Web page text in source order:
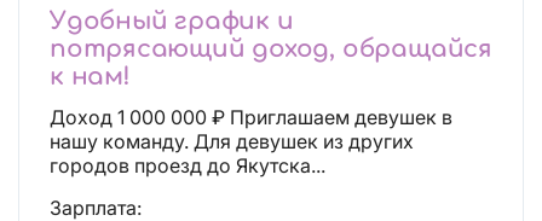
Удобный график и
потрясающий доход, обращайся
к нам!
Доход 1 000 000 ₽ Приглашаем девушек в
нашу команду. Для девушек из других
городов проезд до Якутска...
Зарплата: